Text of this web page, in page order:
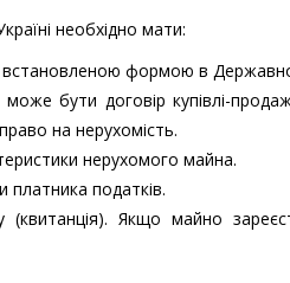
необхідно мати:
формою в
бути договір купівлі-
на нерухомість.
нерухомого майна.
платника податків.
(квитанція). Якщо майно